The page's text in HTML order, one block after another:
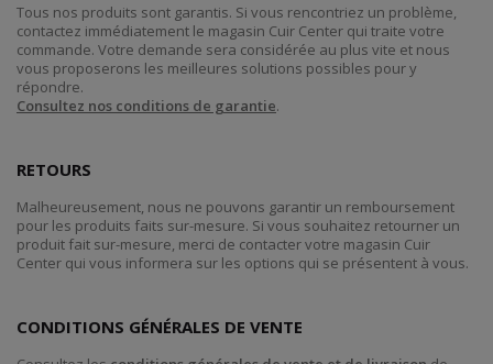
Tous nos produits sont garantis. Si vous rencontriez un problème,
contactez immédiatement le magasin Cuir Center qui traite votre
commande. Votre demande sera considérée au plus vite et nous
vous proposerons les meilleures solutions possibles pour y
répondre.
Consultez nos conditions de garantie.
RETOURS
Malheureusement, nous ne pouvons garantir un remboursement
pour les produits faits sur-mesure. Si vous souhaitez retourner un
produit fait sur-mesure, merci de contacter votre magasin Cuir
Center qui vous informera sur les options qui se présentent à vous.
CONDITIONS GÉNÉRALES DE VENTE